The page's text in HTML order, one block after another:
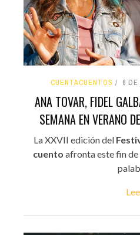
CUENTACUENTOS 6 DE
ANA TOVAR, FIDEL
SEMANA EN VERANO
La XXVII edición del
cuento afronta este fin de